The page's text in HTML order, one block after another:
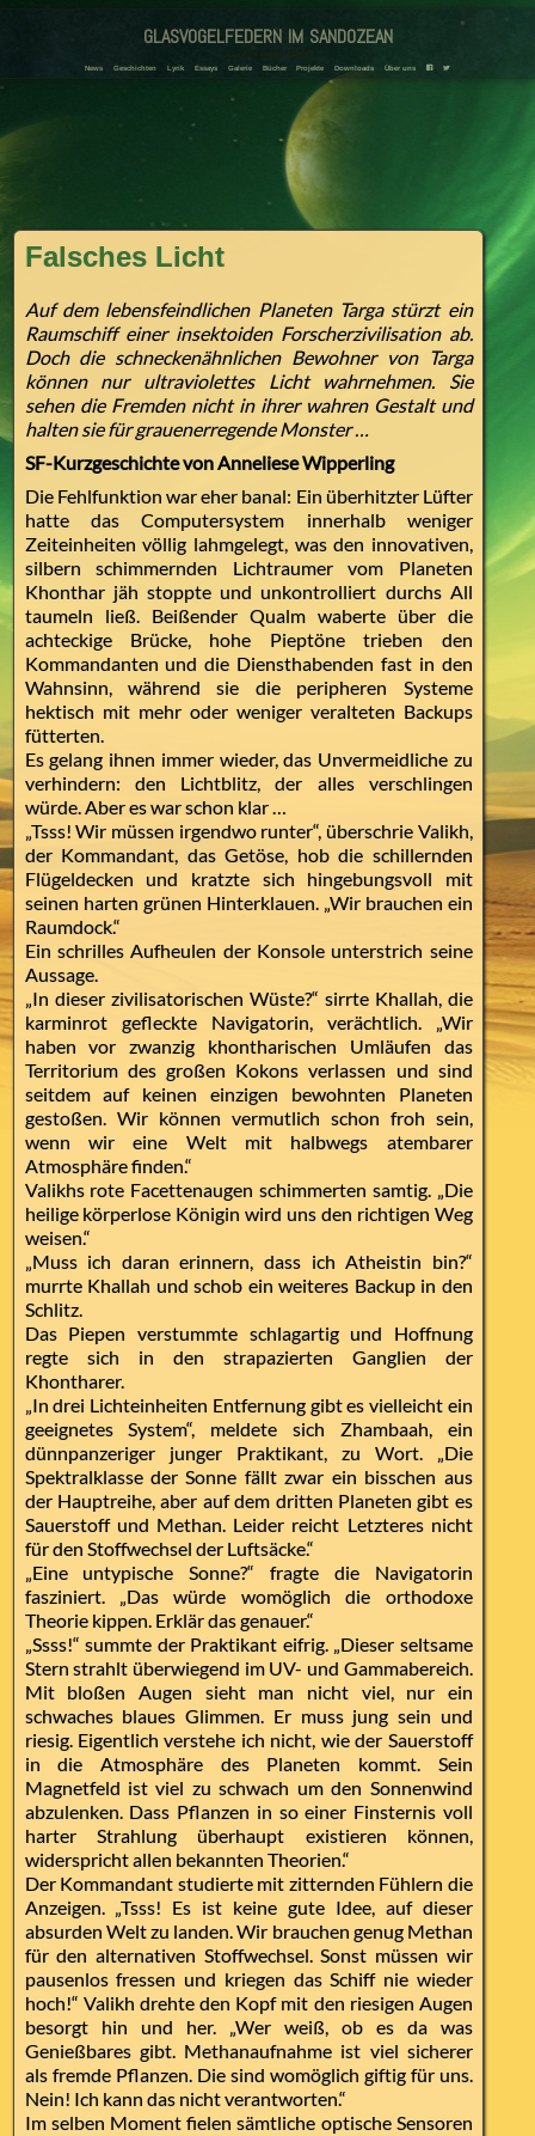
glasvogelfedern im sandozean
Amanda und Adriana Landmann
News Geschichten Lyrik Essays Galerie Bücher Projekte Downloads Über uns F T
Falsches Licht
Auf dem lebensfeindlichen Planeten Targa stürzt ein
Raumschiff einer insektoiden Forscherzivilisation ab.
Doch die schneckenähnlichen Bewohner von Targa
können nur ultraviolettes Licht wahrnehmen. Sie
sehen die Fremden nicht in ihrer wahren Gestalt und
halten sie für grauenerregende Monster …
SF-Kurzgeschichte von Anneliese Wipperling
Die Fehlfunktion war eher banal: Ein überhitzter Lüfter
hatte das Computersystem innerhalb weniger
Zeiteinheiten völlig lahmgelegt, was den innovativen,
silbern schimmernden Lichtraumer vom Planeten
Khonthar jäh stoppte und unkontrolliert durchs All
taumeln ließ. Beißender Qualm waberte über die
achteckige Brücke, hohe Pieptöne trieben den
Kommandanten und die Diensthabenden fast in den
Wahnsinn, während sie die peripheren Systeme
hektisch mit mehr oder weniger veralteten Backups
fütterten.
Es gelang ihnen immer wieder, das Unvermeidliche zu
verhindern: den Lichtblitz, der alles verschlingen
würde. Aber es war schon klar …
„Tsss! Wir müssen irgendwo runter“, überschrie Valikh,
der Kommandant, das Getöse, hob die schillernden
Flügeldecken und kratzte sich hingebungsvoll mit
seinen harten grünen Hinterklauen. „Wir brauchen ein
Raumdock.“
Ein schrilles Aufheulen der Konsole unterstrich seine
Aussage.
„In dieser zivilisatorischen Wüste?“ sirrte Khallah, die
karminrot gefleckte Navigatorin, verächtlich. „Wir
haben vor zwanzig khontharischen Umläufen das
Territorium des großen Kokons verlassen und sind
seitdem auf keinen einzigen bewohnten Planeten
gestoßen. Wir können vermutlich schon froh sein,
wenn wir eine Welt mit halbwegs atembarer
Atmosphäre finden.“
Valikhs rote Facettenaugen schimmerten samtig. „Die
heilige körperlose Königin wird uns den richtigen Weg
weisen.“
„Muss ich daran erinnern, dass ich Atheistin bin?“
murrte Khallah und schob ein weiteres Backup in den
Schlitz.
Das Piepen verstummte schlagartig und Hoffnung
regte sich in den strapazierten Ganglien der
Khontharer.
„In drei Lichteinheiten Entfernung gibt es vielleicht ein
geeignetes System“, meldete sich Zhambaah, ein
dünnpanzeriger junger Praktikant, zu Wort. „Die
Spektralklasse der Sonne fällt zwar ein bisschen aus
der Hauptreihe, aber auf dem dritten Planeten gibt es
Sauerstoff und Methan. Leider reicht Letzteres nicht
für den Stoffwechsel der Luftsäcke.“
„Eine untypische Sonne?“ fragte die Navigatorin
fasziniert. „Das würde womöglich die orthodoxe
Theorie kippen. Erklär das genauer.“
„Ssss!“ summte der Praktikant eifrig. „Dieser seltsame
Stern strahlt überwiegend im UV- und Gammabereich.
Mit bloßen Augen sieht man nicht viel, nur ein
schwaches blaues Glimmen. Er muss jung sein und
riesig. Eigentlich verstehe ich nicht, wie der Sauerstoff
in die Atmosphäre des Planeten kommt. Sein
Magnetfeld ist viel zu schwach um den Sonnenwind
abzulenken. Dass Pflanzen in so einer Finsternis voll
harter Strahlung überhaupt existieren können,
widerspricht allen bekannten Theorien.“
Der Kommandant studierte mit zitternden Fühlern die
Anzeigen. „Tsss! Es ist keine gute Idee, auf dieser
absurden Welt zu landen. Wir brauchen genug Methan
für den alternativen Stoffwechsel. Sonst müssen wir
pausenlos fressen und kriegen das Schiff nie wieder
hoch!“ Valikh drehte den Kopf mit den riesigen Augen
besorgt hin und her. „Wer weiß, ob es da was
Genießbares gibt. Methanaufnahme ist viel sicherer
als fremde Pflanzen. Die sind womöglich giftig für uns.
Nein! Ich kann das nicht verantworten.“
Im selben Moment fielen sämtliche optische Sensoren